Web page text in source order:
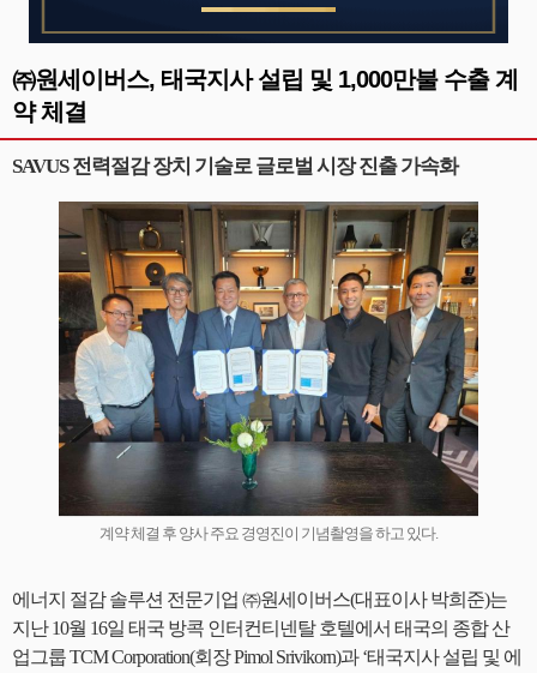
㈜원세이버스, 태국지사 설립 및 1,000만불 수출 계
약 체결
SAVUS 전력절감 장치 기술로 글로벌 시장 진출 가속화
계약 체결 후 양사 주요 경영진이 기념촬영을 하고 있다.
에너지 절감 솔루션 전문기업 ㈜원세이버스(대표이사 박희준)는
지난 10월 16일 태국 방콕 인터컨티넨탈 호텔에서 태국의 종합 산
업그룹 TCM Corporation(회장 Pimol Srivikorn)과 ‘태국지사 설립 및 에